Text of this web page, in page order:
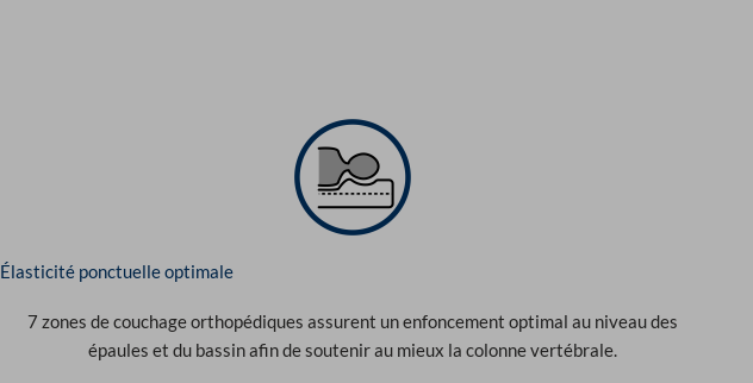
Élasticité ponctuelle optimale
7 zones de couchage orthopédiques assurent un enfoncement optimal au niveau des
épaules et du bassin afin de soutenir au mieux la colonne vertébrale.